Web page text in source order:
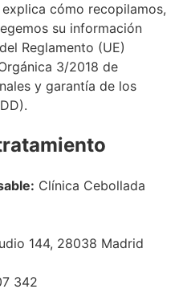
cómo recopilamos,
su información
Reglamento (UE)
3/2018 de
y garantía de los
Clínica Cebollada
144, 28038 Madrid
342